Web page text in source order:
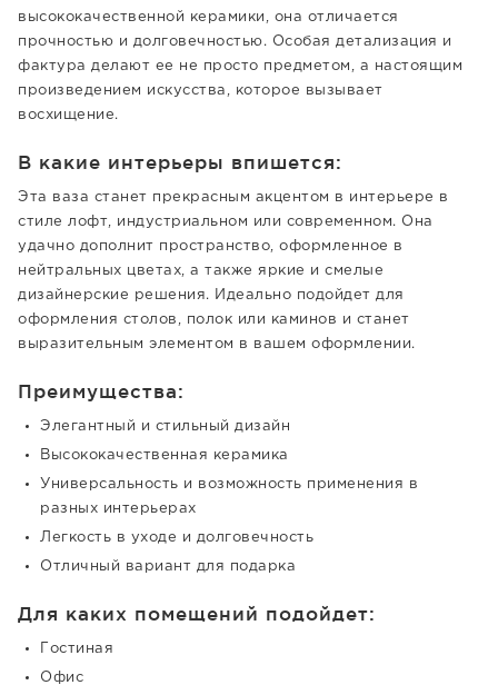
высококачественной керамики, она отличается
прочностью и долговечностью. Особая детализация и
фактура делают ее не просто предметом, а настоящим
произведением искусства, которое вызывает
восхищение.
В какие интерьеры впишется:
Эта ваза станет прекрасным акцентом в интерьере в
стиле лофт, индустриальном или современном. Она
удачно дополнит пространство, оформленное в
нейтральных цветах, а также яркие и смелые
дизайнерские решения. Идеально подойдет для
оформления столов, полок или каминов и станет
выразительным элементом в вашем оформлении.
Преимущества:
Элегантный и стильный дизайн
Высококачественная керамика
Универсальность и возможность применения в
разных интерьерах
Легкость в уходе и долговечность
Отличный вариант для подарка
Для каких помещений подойдет:
Гостиная
Офис